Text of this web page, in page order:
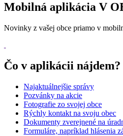
Mobilná aplikácia V
Novinky z vašej obce priamo v
Čo v aplikácii nájdem?
Najaktuálnejšie správy
Pozvánky na akcie
Fotografie zo svojej obce
Rýchly kontakt na svoju obec
Dokumenty zverejnené na
Formuláre, napríklad hlásenia